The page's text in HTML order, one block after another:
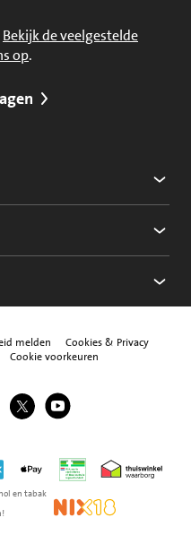
Bekijk de veelgestelde
op.
melden
Cookies & Privacy
Cookie voorkeuren
Pinterest
Jumbo Twitter
Jumbo YouTube
Express
Apple Pay Thuiswinkel
en tabak
NIX18